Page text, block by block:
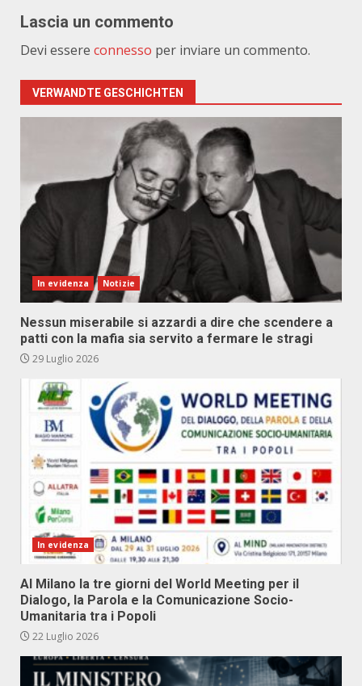
Lascia un commento
Devi essere connesso per inviare un commento.
VERWANDTE GESCHICHTEN
In evidenza Notizie
Nessun miserabile si azzardi a dire che scendere a
patti con la mafia sia servito a fermare le stragi
29 Luglio 2026
In evidenza
Al Milano la tre giorni del World Meeting per il
Dialogo, la Parola e la Comunicazione Socio-
Umanitaria tra i Popoli
22 Luglio 2026